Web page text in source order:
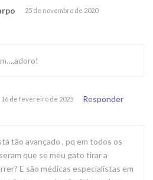
25 de novembro de 2020
16 de fevereiro de 2025 Responder
tão avançado , pq em todos os
que se meu gato tirar a
E são médicas especialistas em